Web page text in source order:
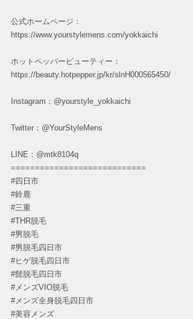
公式ホームページ：
https://www.yourstylemens.com/yokkaichi
ホットペッパービューティー：
https://beauty.hotpepper.jp/kr/slnH000565450/
Instagram：@yourstyle_yokkaichi
Twitter：@YourStyleMens
LINE：@mtk8104q
============================
#四日市
#鈴鹿
#三重
#THR脱毛
#男脱毛
#男脱毛四日市
#ヒゲ脱毛四日市
#髭脱毛四日市
#メンズVIO脱毛
#メンズ全身脱毛四日市
#美容メンズ